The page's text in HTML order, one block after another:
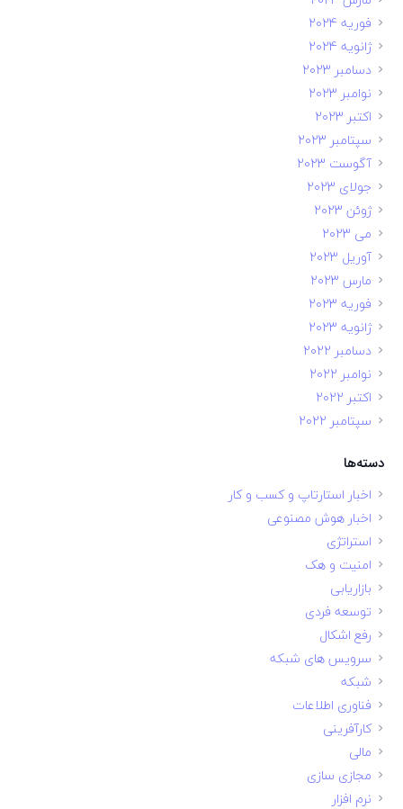
فوریه 2024
ژانویه 2024
دسامبر 2023
نوامبر 2023
اکتبر 2023
سپتامبر 2023
آگوست 2023
جولای 2023
ژوئن 2023
می 2023
آوریل 2023
مارس 2023
فوریه 2023
ژانویه 2023
دسامبر 2022
نوامبر 2022
اکتبر 2022
سپتامبر 2022
دسته‌ها
اخبار استارتاپ و کسب و کار
اخبار هوش مصنوعی
استراتژی
امنیت و هک
بازاریابی
توسعه فردی
رفع اشکال
سرویس های شبکه
شبکه
فناوری اطلاعات
کارآفرینی
مالی
مجازی سازی
نرم افزار